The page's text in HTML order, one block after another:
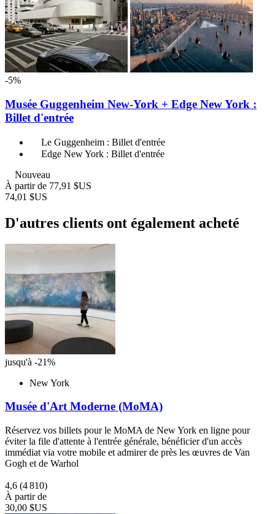
-5%
Musée Guggenheim New-York + Edge New York :
Billet d'entrée
Le Guggenheim : Billet d'entrée
Edge New York : Billet d'entrée
Nouveau
À partir de 77,91 $US
74,01 $US
D'autres clients ont également acheté
jusqu'à -21%
New York
Musée d'Art Moderne (MoMA)
Réservez vos billets pour le MoMA de New York en ligne pour
éviter la file d'attente à l'entrée générale, bénéficier d'un accès
immédiat via votre mobile et admirer de près les œuvres de Van
Gogh et de Warhol
4,6 (4 810)
À partir de
30,00 $US